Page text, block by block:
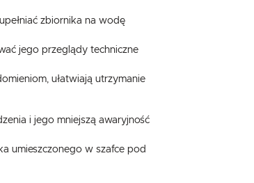
zbiornika na wodę
jego przeglądy techniczne
ułatwiają utrzymanie
i jego mniejszą awaryjność
umieszczonego w szafce pod